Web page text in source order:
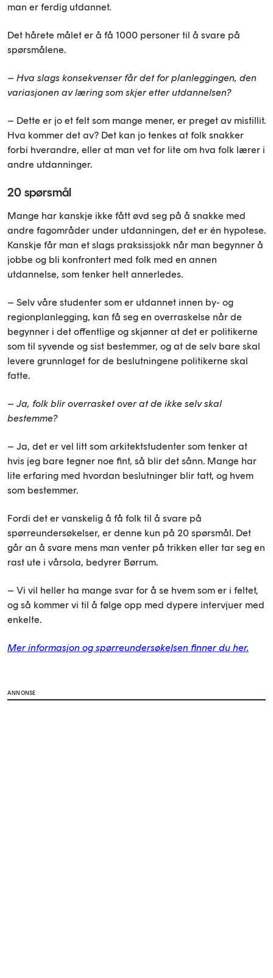
man er ferdig utdannet.
Det hårete målet er å få 1000 personer til å svare på
spørsmålene.
– Hva slags konsekvenser får det for planleggingen, den
variasjonen av læring som skjer etter utdannelsen?
– Dette er jo et felt som mange mener, er preget av mistillit.
Hva kommer det av? Det kan jo tenkes at folk snakker
forbi hverandre, eller at man vet for lite om hva folk lærer i
andre utdanninger.
20 spørsmål
Mange har kanskje ikke fått øvd seg på å snakke med
andre fagområder under utdanningen, det er én hypotese.
Kanskje får man et slags praksissjokk når man begynner å
jobbe og bli konfrontert med folk med en annen
utdannelse, som tenker helt annerledes.
– Selv våre studenter som er utdannet innen by- og
regionplanlegging, kan få seg en overraskelse når de
begynner i det offentlige og skjønner at det er politikerne
som til syvende og sist bestemmer, og at de selv bare skal
levere grunnlaget for de beslutningene politikerne skal
fatte.
– Ja, folk blir overrasket over at de ikke selv skal
bestemme?
– Ja, det er vel litt som arkitektstudenter som tenker at
hvis jeg bare tegner noe fint, så blir det sånn. Mange har
lite erfaring med hvordan beslutninger blir tatt, og hvem
som bestemmer.
Fordi det er vanskelig å få folk til å svare på
spørreundersøkelser, er denne kun på 20 spørsmål. Det
går an å svare mens man venter på trikken eller tar seg en
rast ute i vårsola, bedyrer Børrum.
– Vi vil heller ha mange svar for å se hvem som er i feltet,
og så kommer vi til å følge opp med dypere intervjuer med
enkelte.
Mer informasjon og spørreundersøkelsen finner du her.
ANNONSE